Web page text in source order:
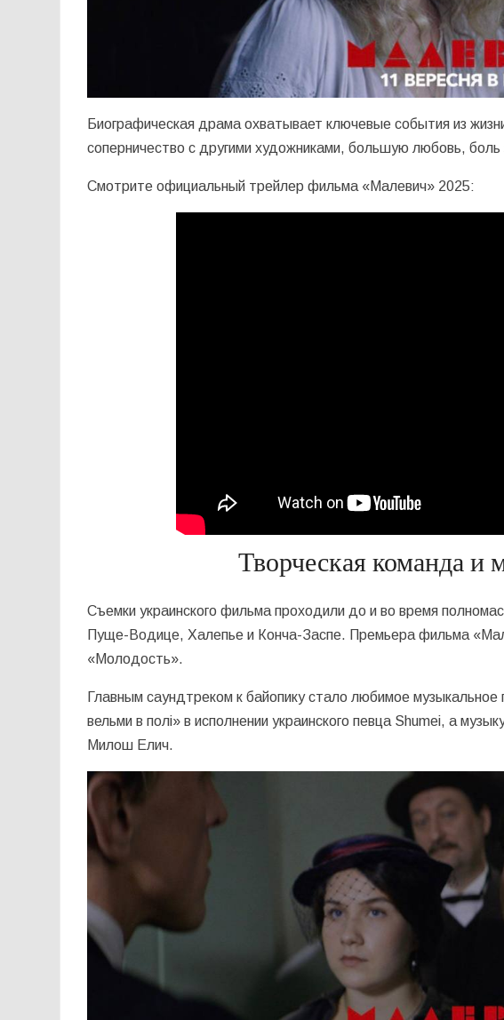
Биографическая драма охватывает ключевые события из
соперничество с другими художниками, большую любовь,
Смотрите официальный трейлер фильма «Малевич» 2025:
Творческая команда
Съемки украинского фильма проходили до и во время
Пуще-Водице, Халепье и Конча-Заспе. Премьера фильма
«Молодость».
Главным саундтреком к байопику стало любимое
вельми в полі» в исполнении украинского певца Shumei, а
Милош Елич.